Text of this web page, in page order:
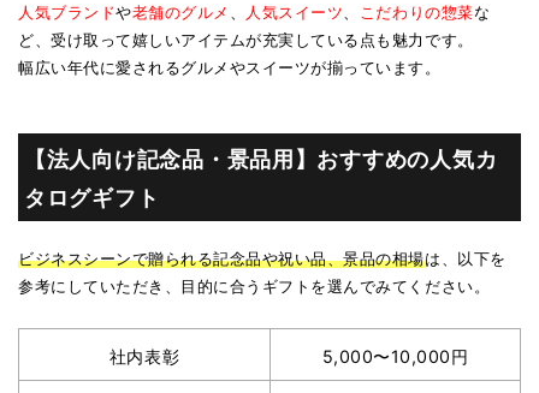
人気ブランドや老舗のグルメ 人気スイーツ こだわりの惣菜な
ど、受け取って嬉しいアイテムが充実している点も魅力です。
幅広い年代に愛されるグルメやスイーツが揃っています。
【法人向け記念品・景品用】おすすめの人気カ
タログギフト
ビジネスシーンで贈られる記念品や祝い品、景品の相場は、以下を
参考にしていただき、目的に合うギフトを選んでみてください。
社内表彰 5,000〜10,000円